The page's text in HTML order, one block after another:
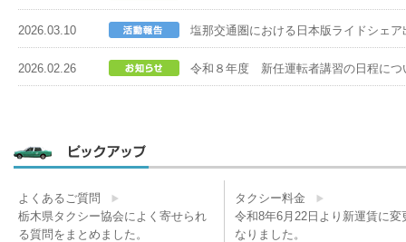
2026.03.10 塩那交通圏における日本版ライドシェ
2026.02.26 令和８年度 新任運転者講習の日程につ
よくあるご質問
栃木県タクシー協会によく寄せられ
る質問をまとめました。
タクシー料金
令和8年6月22日より新運賃に変
なりました。